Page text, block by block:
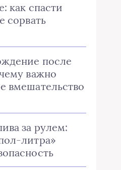
как спасти
сорвать
после
важно
вмешательство
за рулем:
литра»